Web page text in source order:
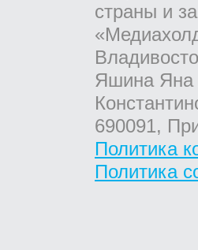
страны и
Яшина Яна
690091,
Политика
Политика